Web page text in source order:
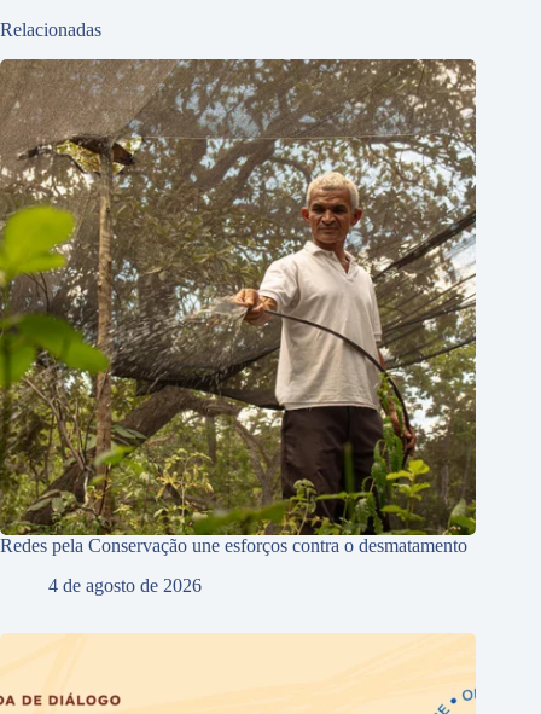
Relacionadas
Redes pela Conservação une esforços contra o desmatamento
4 de agosto de 2026